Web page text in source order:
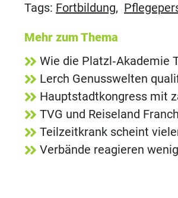
Tags: Fortbildung,
Mehr zum Thema
Wie die Platzl‑Akademie
Lerch Genusswelten
Hauptstadtkongress mit
TVG und Reiseland
Teilzeitkrank scheint
Verbände reagieren